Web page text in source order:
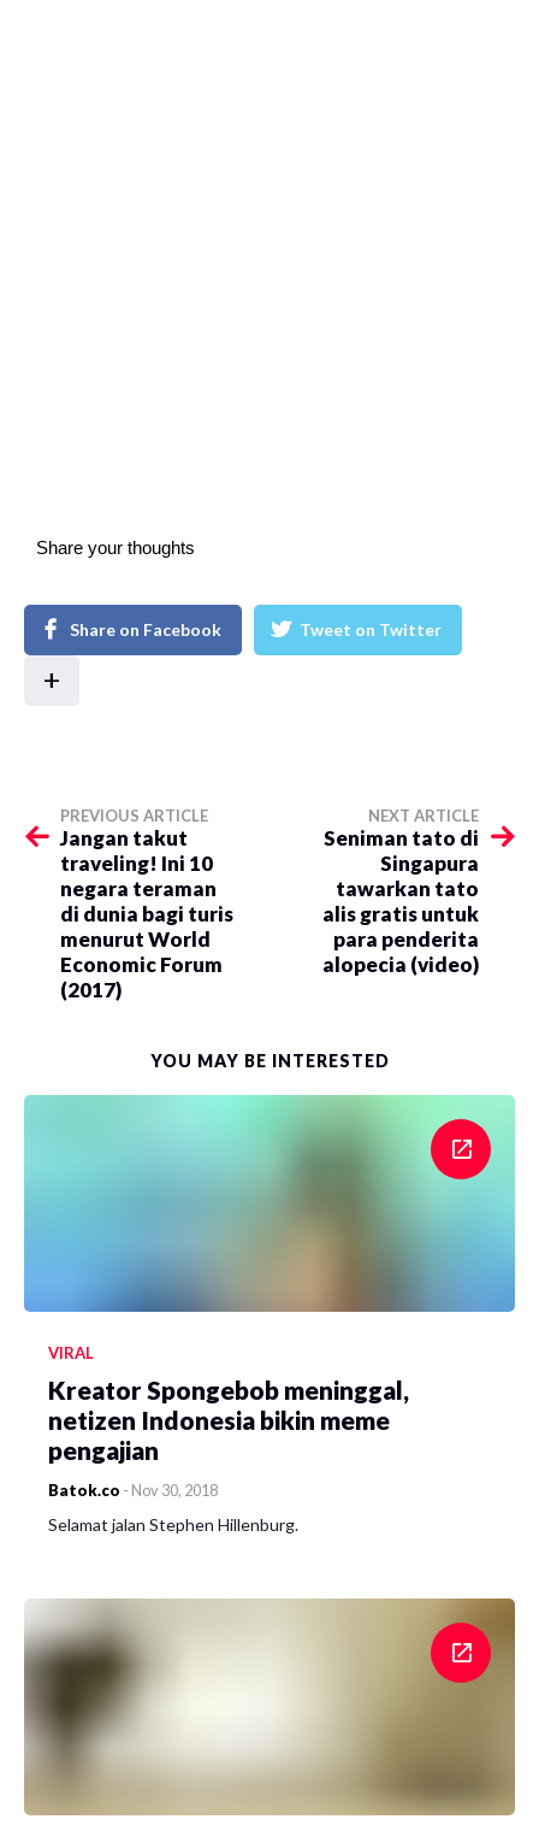
Share your thoughts
Share on Facebook Tweet on Twitter
+
PREVIOUS ARTICLE
Jangan takut
traveling! Ini 10
negara teraman
di dunia bagi turis
menurut World
Economic Forum
(2017)
NEXT ARTICLE
Seniman tato di
Singapura
tawarkan tato
alis gratis untuk
para penderita
alopecia (video)
YOU MAY BE INTERESTED
VIRAL
Kreator Spongebob meninggal,
netizen Indonesia bikin meme
pengajian
Batok.co - Nov 30, 2018
Selamat jalan Stephen Hillenburg.